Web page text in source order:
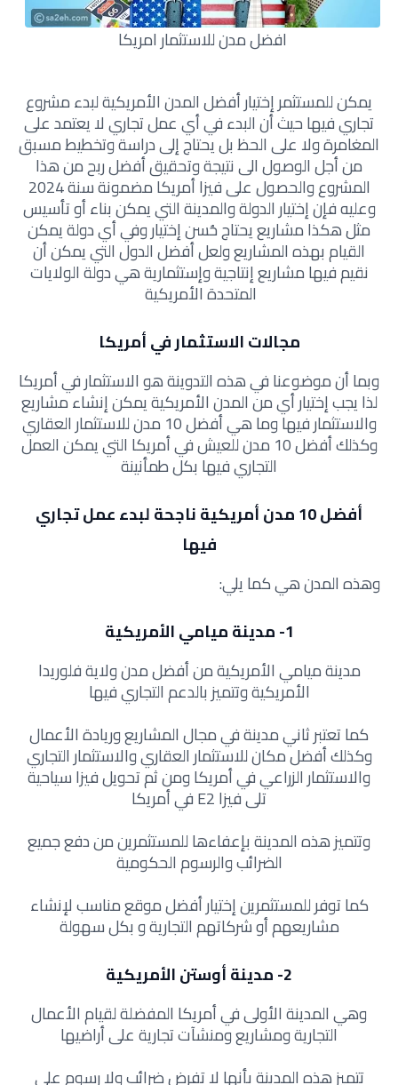
افضل مدن للاستثمار امريكا
يمكن للمستثمر إختيار أفضل المدن الأمريكية لبدء مشروع
تجاري فيها حيث أن البدء في أي عمل تجاري لا يعتمد على
المغامرة ولا على الحظ بل يحتاج إلى دراسة وتخطيط مسبق
من أجل الوصول الى نتيجة وتحقيق أفضل ربح من هذا
المشروع والحصول على فيزا أمريكا مضمونة سنة 2024
وعليه فإن إختيار الدولة والمدينة التي يمكن بناء أو تأسيس
مثل هكذا مشاريع يحتاج حُسن إختيار وفي أي دولة يمكن
القيام بهذه المشاريع ولعل أفضل الدول التي يمكن أن
نقيم فيها مشاريع إنتاجية وإستثمارية هي دولة الولايات
المتحدة الأمريكية
مجالات الاستثمار في أمريكا
وبما أن موضوعنا في هذه التدوينة هو الاستثمار في أمريكا
لذا يجب إختيار أي من المدن الأمريكية يمكن إنشاء مشاريع
والاستثمار فيها وما هي أفضل 10 مدن للاستثمار العقاري
وكذلك أفضل 10 مدن للعيش في أمريكا التي يمكن العمل
التجاري فيها بكل طمأنينة
أفضل 10 مدن أمريكية ناجحة لبدء عمل تجاري
فيها
وهذه المدن هي كما يلي:
1- مدينة ميامي الأمريكية
مدينة ميامي الأمريكية من أفضل مدن ولاية فلوريدا
الأمريكية وتتميز بالدعم التجاري فيها
كما تعتبر ثاني مدينة في مجال المشاريع وريادة الأعمال
وكذلك أفضل مكان للاستثمار العقاري والاستثمار التجاري
والاستثمار الزراعي في أمريكا ومن ثم تحويل فيزا سياحية
تلى فيزا E2 في أمريكا
وتتميز هذه المدينة بإعفاءها للمستثمرين من دفع جميع
الضرائب والرسوم الحكومية
كما توفر للمستثمرين إختيار أفضل موقع مناسب لإنشاء
مشاريعهم أو شركاتهم التجارية و بكل سهولة
2- مدينة أوستن الأمريكية
وهي المدينة الأولى في أمريكا المفضلة لقيام الأعمال
التجارية ومشاريع ومنشآت تجارية على أراضيها
تتميز هذه المدينة بأنها لا تفرض ضرائب ولا رسوم على